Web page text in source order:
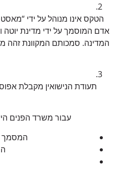
הטקס אינו מנוהל על ידי “מאסטר”
אדם המוסמך על ידי מדינת יוטה
המדינה. סמכותם המקוונת זהה
תעודת הנישואין מקבלת
עבור משרד הפנים
המסמך